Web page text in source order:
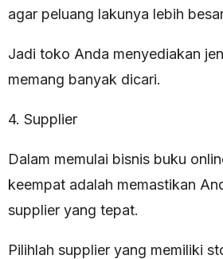
agar peluang lakunya lebih
Jadi toko Anda menyediakan
memang banyak dicari.
4. Supplier
Dalam memulai bisnis buku
keempat adalah memastikan
supplier yang tepat.
Pilihlah supplier yang memiliki